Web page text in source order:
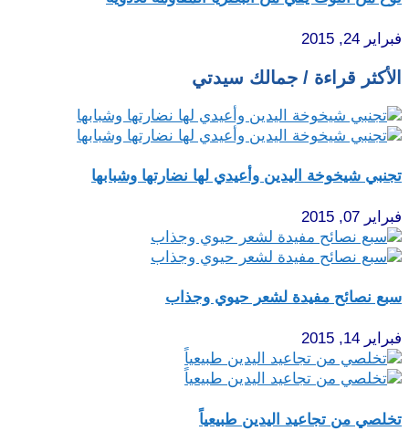
فبراير 24, 2015
الأكثر قراءة / جمالك سيدتي
تجنبي شيخوخة اليدين وأعيدي لها نضارتها وشبابها
فبراير 07, 2015
سبع نصائح مفيدة لشعر حيوي وجذاب
فبراير 14, 2015
تخلصي من تجاعيد اليدين طبيعياً